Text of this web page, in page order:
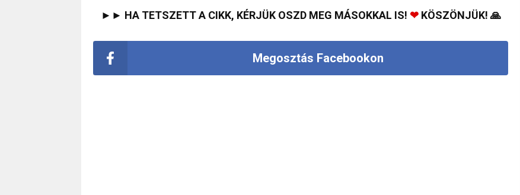
►► HA TETSZETT A CIKK, KÉRJÜK OSZD MEG MÁSOKKAL IS! ❤KÖSZÖNJÜK! 🙏
Megosztás Facebookon